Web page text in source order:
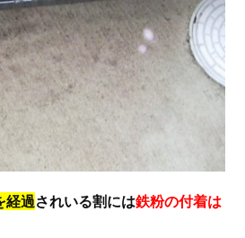
経過されいる割には鉄粉の付着は